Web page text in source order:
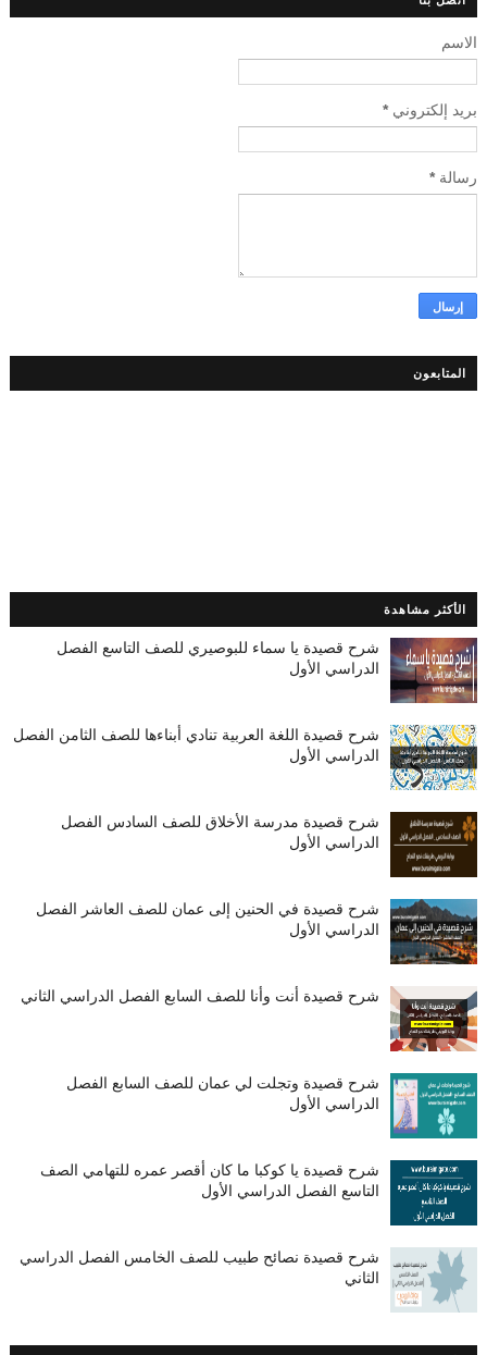
الاسم
بريد إلكتروني*
رسالة*
المتابعون
الأكثر مشاهدة
شرح قصيدة يا سماء للبوصيري للصف التاسع الفصل
الدراسي الأول
شرح قصيدة اللغة العربية تنادي أبناءها للصف الثامن الفصل
الدراسي الأول
شرح قصيدة مدرسة الأخلاق للصف السادس الفصل
الدراسي الأول
شرح قصيدة في الحنين إلى عمان للصف العاشر الفصل
الدراسي الأول
شرح قصيدة أنت وأنا للصف السابع الفصل الدراسي الثاني
شرح قصيدة وتجلت لي عمان للصف السابع الفصل
الدراسي الأول
شرح قصيدة يا كوكبا ما كان أقصر عمره للتهامي الصف
التاسع الفصل الدراسي الأول
شرح قصيدة نصائح طبيب للصف الخامس الفصل الدراسي
الثاني